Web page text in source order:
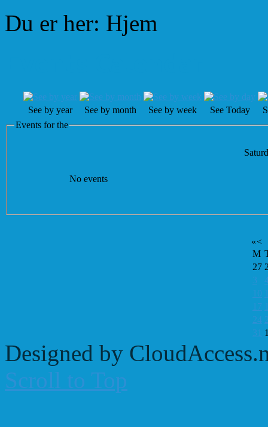
Du er her: Hjem
See by year See by month See by week See Today
Events for the
No events
«<
M
27
3
10
17
24
31
Designed by
Scroll to Top